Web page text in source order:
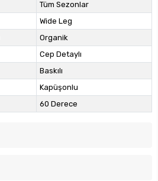
Tüm Sezonlar
Wide Leg
Organik
Cep Detaylı
Baskılı
Kapüşonlu
60 Derece